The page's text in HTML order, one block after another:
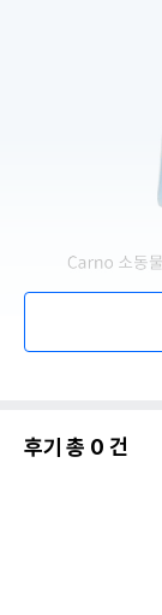
후기 총 0 건